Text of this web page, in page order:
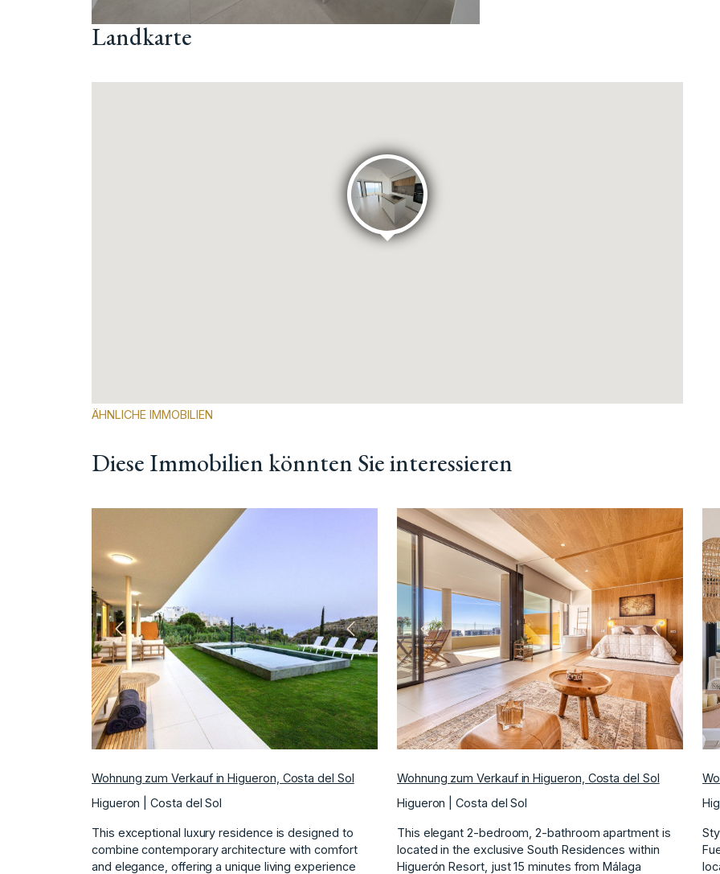
Landkarte
ÄHNLICHE IMMOBILIEN
Diese Immobilien könnten Sie interessieren
Vorherige Nächste
Wohnung zum Verkauf in Higueron, Costa del Sol
Higueron | Costa del Sol
This exceptional luxury residence is designed to
combine contemporary architecture with comfort
and elegance, offering a unique living experience
Vorherige Nächste
Wohnung zum Verkauf in Higueron, Costa del Sol
Higueron | Costa del Sol
This elegant 2-bedroom, 2-bathroom apartment is
located in the exclusive South Residences within
Higuerón Resort, just 15 minutes from Málaga